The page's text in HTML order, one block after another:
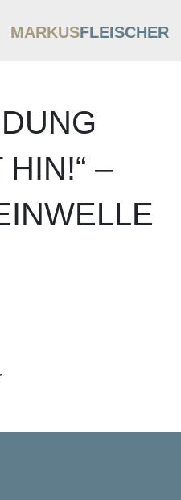
MARKUSFLEISCHER
HIN!“ –